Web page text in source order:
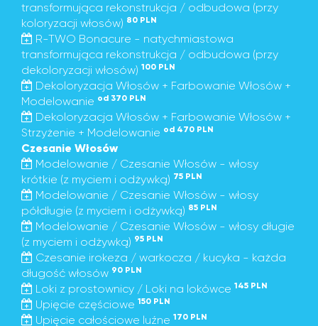
transformująca rekonstrukcja / odbudowa (przy
koloryzacji włosów) 80 PLN
R-TWO Bonacure - natychmiastowa
transformująca rekonstrukcja / odbudowa (przy
dekoloryzacji włosów) 100 PLN
Dekoloryzacja Włosów + Farbowanie Włosów +
Modelowanie od 370 PLN
Dekoloryzacja Włosów + Farbowanie Włosów +
Strzyżenie + Modelowanie od 470 PLN
Czesanie Włosów
Modelowanie / Czesanie Włosów - włosy
krótkie (z myciem i odżywką) 75 PLN
Modelowanie / Czesanie Włosów - włosy
półdługie (z myciem i odżywką) 85 PLN
Modelowanie / Czesanie Włosów - włosy długie
(z myciem i odżywką) 95 PLN
Czesanie irokeza / warkocza / kucyka - każda
długość włosów 90 PLN
Loki z prostownicy / Loki na lokówce 145 PLN
Upięcie częściowe 150 PLN
Upięcie całościowe luźne 170 PLN